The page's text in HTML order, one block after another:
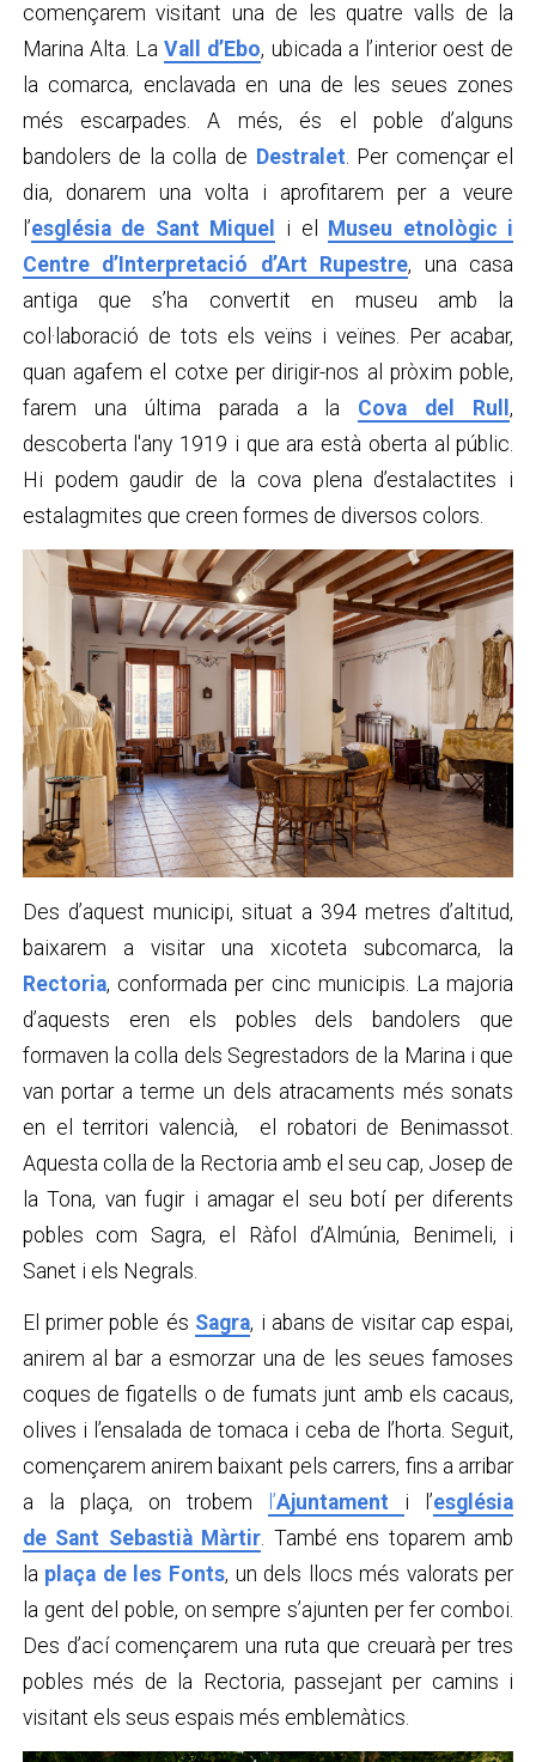
començarem visitant una de les quatre valls de la
Marina Alta. LaVall d’Ebo, ubicada a l’interior oest de
la comarca, enclavada en una de les seues zones
més escarpades. A més, és el poble d’alguns
bandolers de la colla de Destralet. Per començar el
dia, donarem una volta i aprofitarem per a veure
l’església de Sant Miquel i el
Museu etnològic i
Centre d’Interpretació d’Art Rupestre, una casa
antiga que s’ha convertit en museu amb la
col·laboració de tots els veïns i veïnes. Per acabar,
quan agafem el cotxe per dirigir-nos al pròxim poble,
farem una última parada a la Cova del Rull,
descoberta l'any 1919 i que ara està oberta al públic.
Hi podem gaudir de la cova plena d’estalactites i
estalagmites que creen formes de diversos colors.
Des d’aquest municipi, situat a 394 metres d’altitud,
baixarem a visitar una xicoteta subcomarca, la
Rectoria, conformada per cinc municipis. La majoria
d’aquests eren els pobles dels bandolers que
formaven la colla dels Segrestadors de la Marina i que
van portar a terme un dels atracaments més sonats
en el territori valencià, el robatori de Benimassot.
Aquesta colla de la Rectoria amb el seu cap, Josep de
la Tona, van fugir i amagar el seu botí per diferents
pobles com Sagra, el Ràfol d’Almúnia, Benimeli, i
Sanet i els Negrals.
El primer poble és Sagra, i abans de visitar cap espai,
anirem al bar a esmorzar una de les seues famoses
coques de figatells o de fumats junt amb els cacaus,
olives i l’ensalada de tomaca i ceba de l’horta. Seguit,
començarem anirem baixant pels carrers, fins a arribar
a la plaça, on trobem
l’Ajuntament i l’església
de Sant Sebastià Màrtir . També ens toparem amb
la plaça de les Fonts, un dels llocs més valorats per
la gent del poble, on sempre s’ajunten per fer comboi.
Des d’ací començarem una ruta que creuarà per tres
pobles més de la Rectoria, passejant per camins i
visitant els seus espais més emblemàtics.